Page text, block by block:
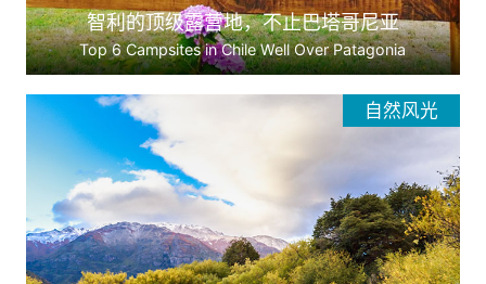
智利的顶级露营地，不止巴塔哥尼亚
Top 6 Campsites in Chile Well Over Patagonia
自然风光